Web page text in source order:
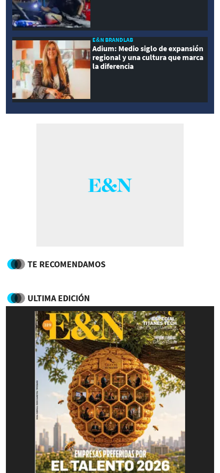
E&N BRANDLAB
Adium: Medio siglo de expansión
regional y una cultura que marca
la diferencia
TE RECOMENDAMOS
ULTIMA EDICIÓN